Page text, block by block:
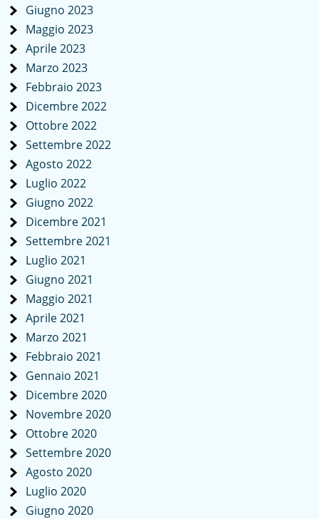
Giugno 2023
Maggio 2023
Aprile 2023
Marzo 2023
Febbraio 2023
Dicembre 2022
Ottobre 2022
Settembre 2022
Agosto 2022
Luglio 2022
Giugno 2022
Dicembre 2021
Settembre 2021
Luglio 2021
Giugno 2021
Maggio 2021
Aprile 2021
Marzo 2021
Febbraio 2021
Gennaio 2021
Dicembre 2020
Novembre 2020
Ottobre 2020
Settembre 2020
Agosto 2020
Luglio 2020
Giugno 2020